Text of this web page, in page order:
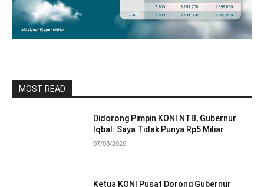
MOST READ
Didorong Pimpin KONI NTB, Gubernur
Iqbal: Saya Tidak Punya Rp5 Miliar
07/08/2026
Ketua KONI Pusat Dorong Gubernur